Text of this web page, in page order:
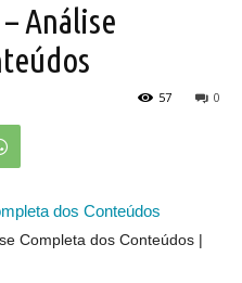
Análise
0
57
dos Conteúdos
Completa dos Conteúdos